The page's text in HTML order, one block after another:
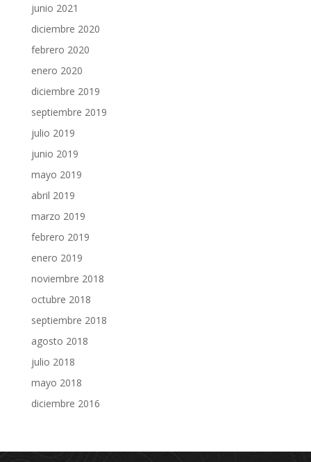
junio 2021
diciembre 2020
febrero 2020
enero 2020
diciembre 2019
septiembre 2019
julio 2019
junio 2019
mayo 2019
abril 2019
marzo 2019
febrero 2019
enero 2019
noviembre 2018
octubre 2018
septiembre 2018
agosto 2018
julio 2018
mayo 2018
diciembre 2016